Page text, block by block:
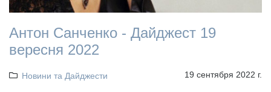
Антон Санченко - Дайджест 19
вересня 2022
Новини та Дайджести 19 сентября 2022 г.